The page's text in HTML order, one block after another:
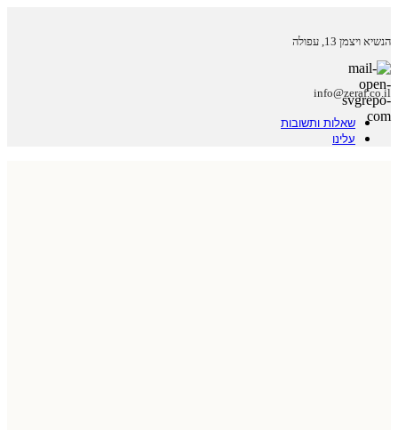
הנשיא ויצמן 13, עפולה
info@zeraf.co.il
שאלות ותשובות
עלינו